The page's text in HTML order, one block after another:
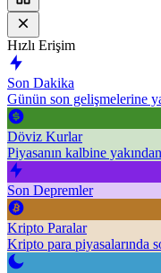
Hızlı Erişim
Son Dakika
Günün son gelişmelerine
Döviz Kurlar
Piyasanın kalbine
Son Depremler
Kripto Paralar
Kripto para piyasalarında